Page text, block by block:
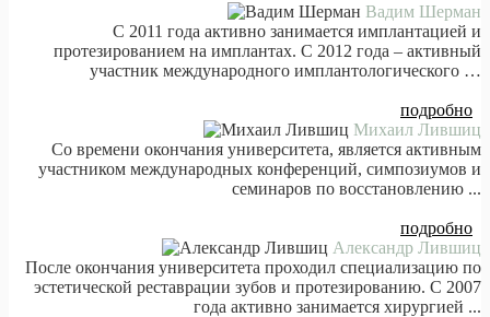
Вадим Шерман
С 2011 года активно занимается имплантацией и
протезированием на имплантах. С 2012 года – активный
участник международного имплантологического …
подробно
Михаил Лившиц
Со времени окончания университета, является активным
участником международных конференций, симпозиумов и
семинаров по восстановлению ...
подробно
Александр Лившиц
После окончания университета проходил специализацию по
эстетической реставрации зубов и протезированию. С 2007
года активно занимается хирургией ...